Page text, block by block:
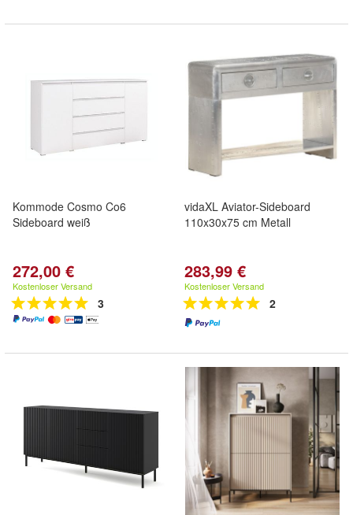
Kommode Cosmo Co6
Sideboard weiß
272,00 €
Kostenloser Versand
3
vidaXL Aviator-Sideboard
110x30x75 cm Metall
283,99 €
Kostenloser Versand
2